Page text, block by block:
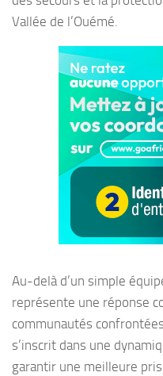
Vallée de l’Ouémé.
Au-delà d’un simple
représente une réponse
communautés
s’inscrit dans une
garantir une meilleure